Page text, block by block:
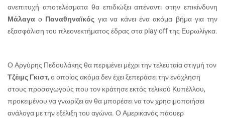
ανεπιτυχή αποτελέσματα θα επιδιώξει απέναντι στην επικίνδυνη
Μάλαγα ο Παναθηναϊκός για να κάνει ένα ακόμα βήμα για την
εξασφάλιση του πλεονεκτήματος έδρας στα playoffτης Ευρωλίγκα.
Ο Αργύρης Πεδουλάκης θα περιμένει μέχρι την τελευταία στιγμή τον
Τζέιμς Γκιστ, ο οποίος ακόμα δεν έχει ξεπεράσει την ενόχληση
στους προσαγωγούς που τον κράτησε εκτός τελικού Κυπέλλου,
προκειμένου να γνωρίζει αν θα μπορέσει να τον χρησιμοποιήσει
ανάλογα με την εξέλιξη του αγώνα. Ο Αμερικανός πάουερ